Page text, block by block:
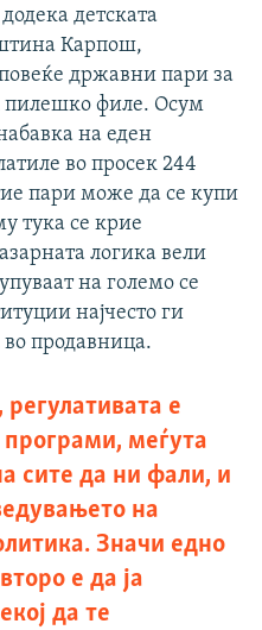
детската
Карпош,
државни пари за
пилешко филе. Осум
на еден
во просек 244
пари може да се купи
тука се крие
логика вели
на големо се
најчесто ги
во продавница.
е
меѓута
сите да ни фали, и
на
Значи едно
е да ја
да те